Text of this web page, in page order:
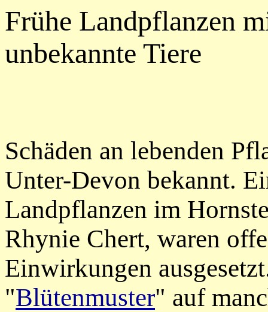
Frühe Landpflanzen
unbekannte Tiere
Schäden an lebenden
Unter-Devon bekannt.
Landpflanzen im
Rhynie Chert, waren
Einwirkungen
"Blütenmuster" auf